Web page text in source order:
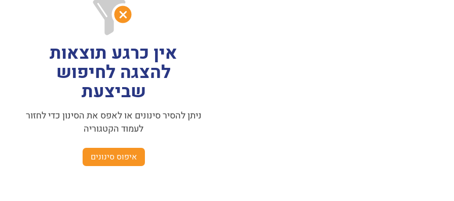
אין כרגע תוצאות
להצגה לחיפוש
שביצעת
ניתן להסיר סינונים או לאפס את הסינון כדי לחזור
לעמוד הקטגוריה
איפוס סינונים